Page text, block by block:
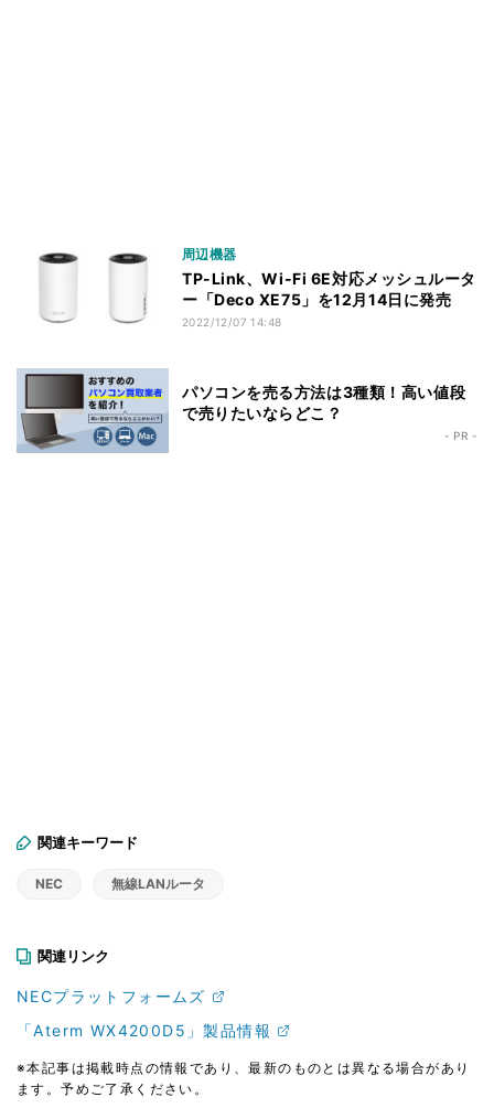
周辺機器
TP-Link、Wi-Fi 6E対応メッシュルータ
ー「Deco XE75」を12月14日に発売
2022/12/07 14:48
パソコンを売る方法は3種類！高い値段
で売りたいならどこ？
- PR -
関連キーワード
NEC 無線LANルータ
関連リンク
NECプラットフォームズ
「Aterm WX4200D5」製品情報
※本記事は掲載時点の情報であり、最新のものとは異なる場合があり
ます。予めご了承ください。